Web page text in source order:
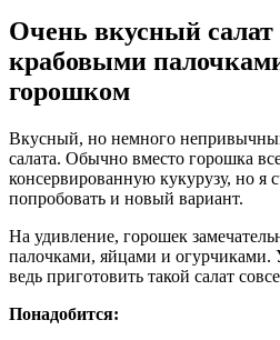
Очень вкусный салат
крабовыми
горошком
Вкусный, но немного
салата. Обычно вместо горошка
консервированную кукурузу, но я
попробовать и новый вариант.
На удивление, горошек
палочками, яйцами и огурчиками.
ведь приготовить такой салат
Понадобится: